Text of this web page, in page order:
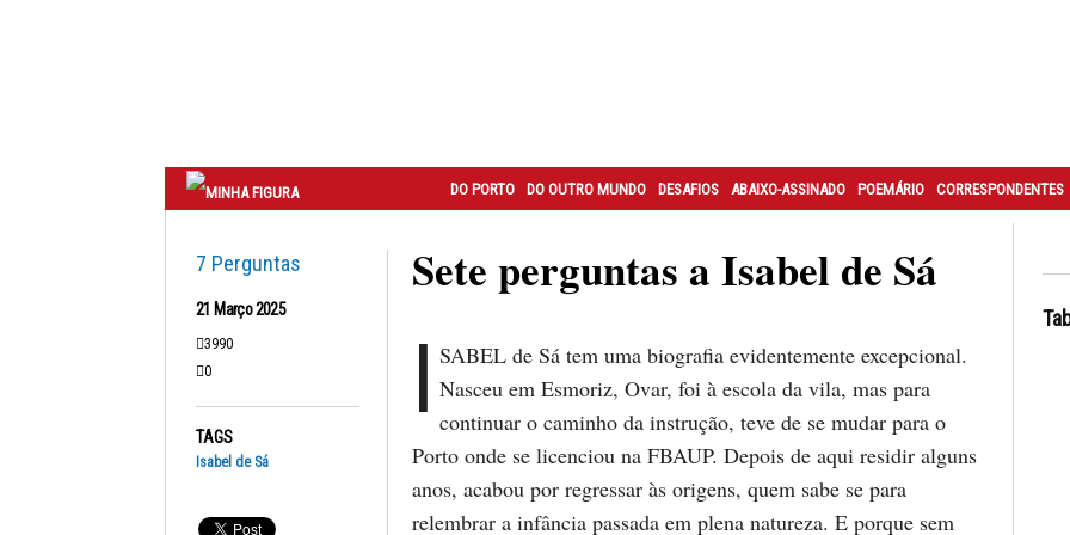
DO PORTO DO OUTRO MUNDO DESAFIOS ABAIXO-ASSINADO POEMÁRIO CORRESPONDENTES
7 Perguntas
21 Março 2025
3990
0
TAGS
Isabel de Sá
Sete perguntas a Isabel de Sá
I SABEL de Sá tem uma biografia evidentemente excepcional.
Nasceu em Esmoriz, Ovar, foi à escola da vila, mas para
continuar o caminho da instrução, teve de se mudar para o
Porto onde se licenciou na FBAUP. Depois de aqui residir alguns
anos, acabou por regressar às origens, quem sabe se para
relembrar a infância passada em plena natureza. E porque sem